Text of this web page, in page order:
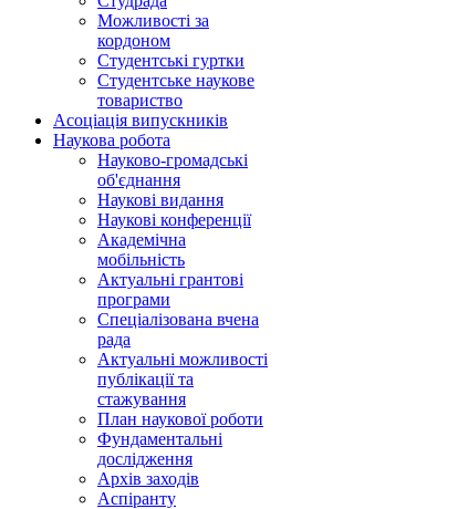
Можливості за
кордоном
Студентські гуртки
Студентське наукове
товариство
Асоціація випускників
Наукова робота
Науково-громадські
об'єднання
Наукові видання
Наукові конференції
Академічна
мобільність
Актуальні грантові
програми
Спеціалізована вчена
рада
Актуальні можливості
публікації та
стажування
План наукової роботи
Фундаментальні
дослідження
Архів заходів
Аспіранту